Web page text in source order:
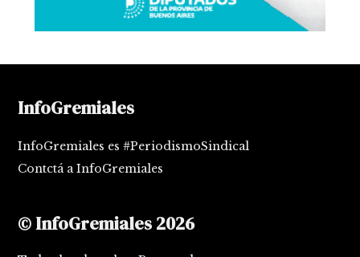
InfoGremiales
InfoGremiales es #PeriodismoSindical
Contctá a InfoGremiales
© InfoGremiales 2026